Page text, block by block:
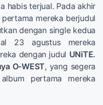
habis terjual. Pada akhir
mereka berjudul
dengan single kedua
23 agustus mereka
dengan judul UNiTE.
O-WEST, yang segera
pertama mereka